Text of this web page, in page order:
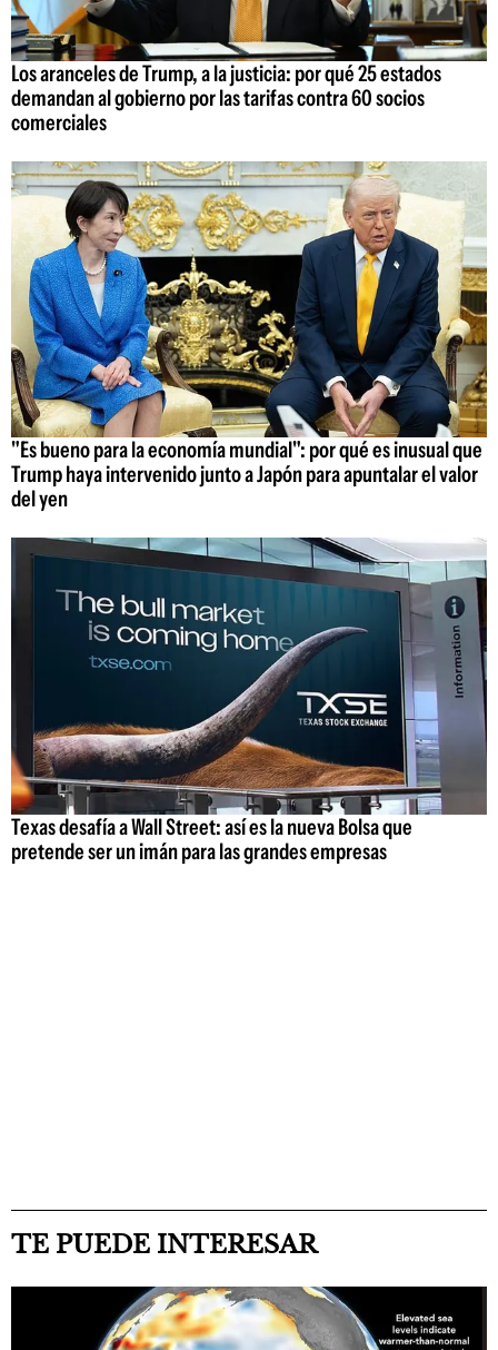
Los aranceles de Trump, a la justicia: por qué 25 estados
demandan al gobierno por las tarifas contra 60 socios
comerciales
"Es bueno para la economía mundial": por qué es inusual que
Trump haya intervenido junto a Japón para apuntalar el valor
del yen
Texas desafía a Wall Street: así es la nueva Bolsa que
pretende ser un imán para las grandes empresas
TE PUEDE INTERESAR